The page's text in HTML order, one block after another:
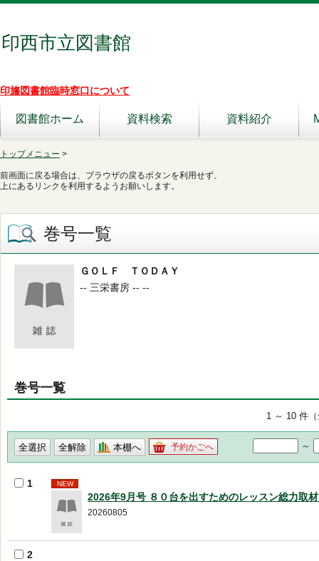
印西市立図書館
印旛図書館臨時窓口について
図書館ホーム 資料検索 資料紹介
トップメニュー >
前画面に戻る場合は、ブラウザの戻るボタンを利用せず、
上にあるリンクを利用するようお願いします。
巻号一覧
ＧＯＬＦ ＴＯＤＡＹ
-- 三栄書房 -- --
巻号一覧
1 ～ 10 件
本棚へ 予約かごへ ～
1 NEW
2026年9月号 ８０台を出すためのレッスン総力取
20260805
2